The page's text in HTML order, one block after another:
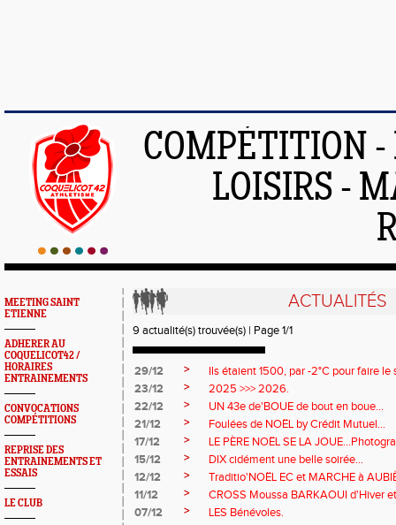
COMPÉTITION -
LOISIRS -
MEETING SAINT
ETIENNE
ADHERER AU
COQUELICOT42 /
HORAIRES
ENTRAINEMENTS
CONVOCATIONS
COMPÉTITIONS
REPRISE DES
ENTRAINEMENTS ET
ESSAIS
LE CLUB
ACTUALITÉS
9 actualité(s) trouvée(s) | Page 1/1
29/12 >
Ils étaient 1500, par -2°C pour faire le
23/12
>
2025 >>> 2026.
22/12
>
UN 43e de'BOUE de bout en boue...
21/12
>
Foulées de NOËL by Crédit Mutuel...
17/12
>
LE PÈRE NOËL SE LA
15/12
>
DIX cidément une belle soirée...
12/12
>
Traditio'NOËL EC et MARCHE à
11/12
>
CROSS Moussa BARKAOUI d'Hiver
07/12
> LES Bénévoles.